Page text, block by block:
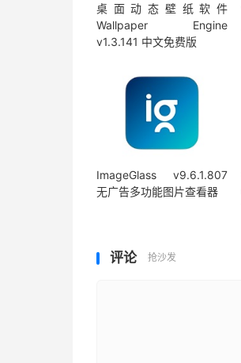
桌面动态壁纸软件
Wallpaper Engine
v1.3.141 中文免费版
ImageGlass v9.6.1.807
无广告多功能图片查看器
评论 抢沙发